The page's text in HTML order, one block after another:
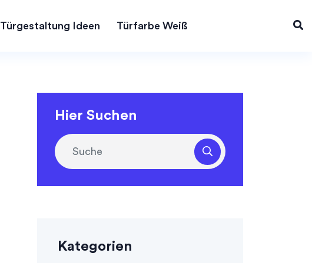
Türgestaltung Ideen Türfarbe Weiß
Hier Suchen
Kategorien